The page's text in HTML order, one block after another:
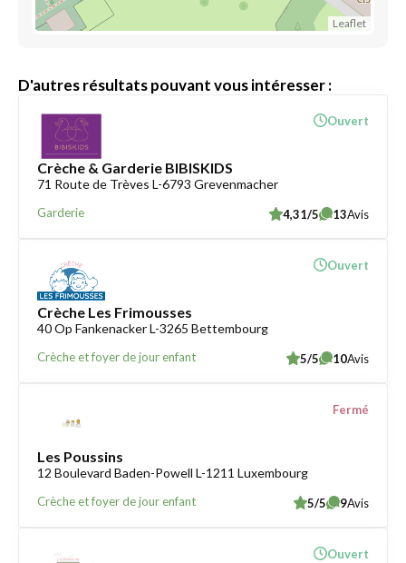
Leaflet
D'autres résultats pouvant vous intéresser :
Crèche & Garderie BIBISKIDS
71 Route de Trèves L-6793 Grevenmacher
Garderie
Ouvert
4,31/5 13Avis
Crèche Les Frimousses
40 Op Fankenacker L-3265 Bettembourg
Crèche et foyer de jour enfant
Ouvert
5/5 10Avis
Les Poussins
12 Boulevard Baden-Powell L-1211 Luxembourg
Crèche et foyer de jour enfant
Fermé
5/5 9Avis
Ouvert